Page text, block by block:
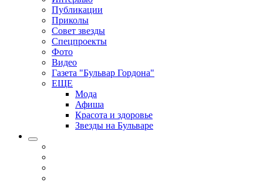
Публикации
Приколы
Совет звезды
Спецпроекты
Фото
Видео
Газета "Бульвар Гордона"
ЕЩЕ
Мода
Афиша
Красота и здоровье
Звезды на Бульваре